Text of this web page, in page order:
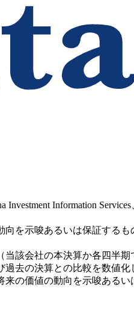
Information Services
を示唆あるいは保証するも
該会社の本決算か各四半
去の決算との比較を数値
の価値の動向を示唆あるい